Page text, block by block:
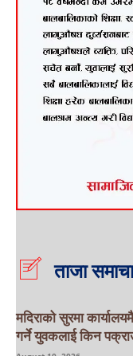
ताजा
मदिराको सुरमा
गर्ने युवकलाई किन